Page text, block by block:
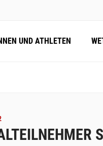
UND ATHLETEN